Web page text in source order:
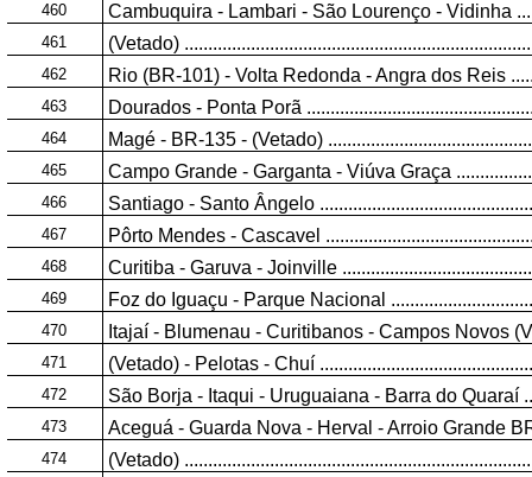
460 Cambuquira - Lambari - São Lourenço - Vidinha
461 (Vetado)
462 Rio (BR-101) - Volta Redonda - Angra dos Reis
463 Dourados - Ponta Porã
464 Magé - BR-135 - (Vetado)
465 Campo Grande - Garganta - Viúva Graça
466 Santiago - Santo Ângelo
467 Pôrto Mendes - Cascavel
468 Curitiba - Garuva - Joinville
469 Foz do Iguaçu - Parque Nacional
470 Itajaí - Blumenau - Curitibanos - Campos Novos
471 (Vetado) - Pelotas - Chuí
472 São Borja - Itaqui - Uruguaiana - Barra do Quaraí
473 Aceguá - Guarda Nova - Herval - Arroio Grande
474 (Vetado)